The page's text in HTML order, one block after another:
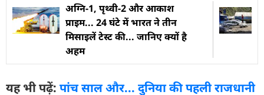
अग्नि-1, पृथ्वी-2 और आकाश
प्राइम... 24 घंटे में भारत ने तीन
मिसाइलें टेस्ट की... जानिए क्यों है
अहम
यह भी पढ़ें: पांच साल और... दुनिया की पहली राजधानी